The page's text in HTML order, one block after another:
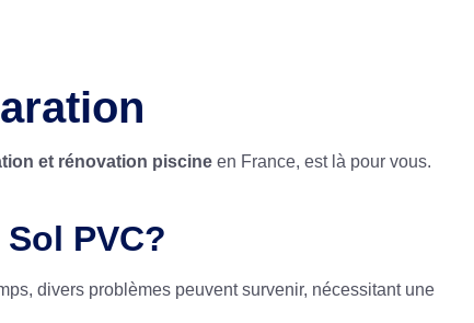
et rénovation piscine en France, est là pour vous.
PVC?
divers problèmes peuvent survenir, nécessitant une